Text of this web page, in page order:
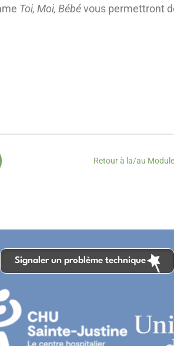
Toi, Moi, Bébévous permettront
Retour à la/au Module
Signaler un problème technique